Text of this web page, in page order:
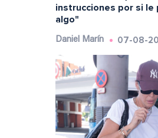
instrucciones por si le
algo"
Daniel Marín 07-08-